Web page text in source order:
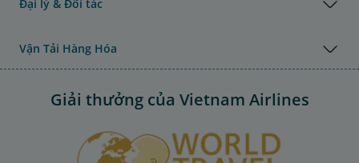
Đại lý & Đối tác
Vận Tải Hàng Hóa
Giải thưởng của Vietnam Airlines